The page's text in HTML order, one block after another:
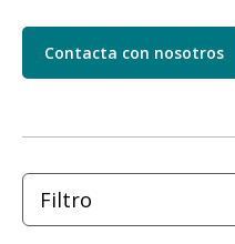
Contacta con nosotros
Filtro